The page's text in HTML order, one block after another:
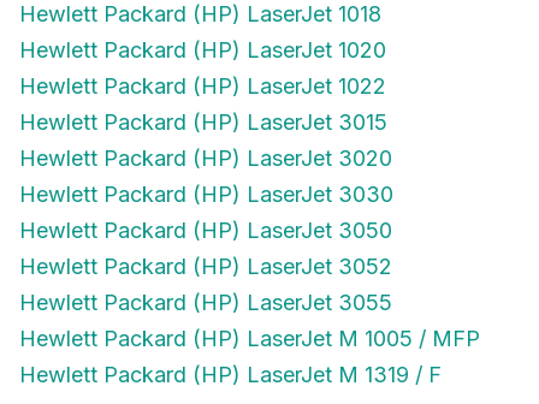
Hewlett Packard (HP) LaserJet 1018
Hewlett Packard (HP) LaserJet 1020
Hewlett Packard (HP) LaserJet 1022
Hewlett Packard (HP) LaserJet 3015
Hewlett Packard (HP) LaserJet 3020
Hewlett Packard (HP) LaserJet 3030
Hewlett Packard (HP) LaserJet 3050
Hewlett Packard (HP) LaserJet 3052
Hewlett Packard (HP) LaserJet 3055
Hewlett Packard (HP) LaserJet M 1005 / MFP
Hewlett Packard (HP) LaserJet M 1319 / F